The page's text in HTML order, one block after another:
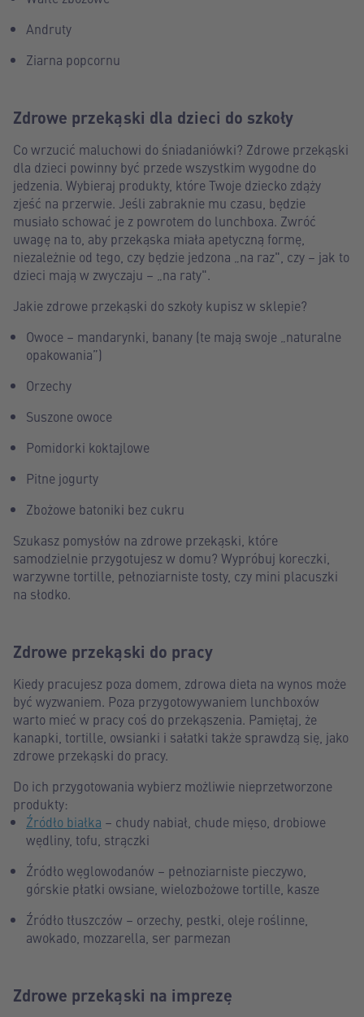
Andruty
Ziarna popcornu
Zdrowe przekąski dla dzieci do szkoły
Co wrzucić maluchowi do śniadaniówki? Zdrowe przekąski
dla dzieci powinny być przede wszystkim wygodne do
jedzenia. Wybieraj produkty, które Twoje dziecko zdąży
zjeść na przerwie. Jeśli zabraknie mu czasu, będzie
musiało schować je z powrotem do lunchboxa. Zwróć
uwagę na to, aby przekąska miała apetyczną formę,
niezależnie od tego, czy będzie jedzona „na raz", czy – jak to
dzieci mają w zwyczaju – „na raty".
Jakie zdrowe przekąski do szkoły kupisz w sklepie?
Owoce – mandarynki, banany (te mają swoje „naturalne
opakowania”)
Orzechy
Suszone owoce
Pomidorki koktajlowe
Pitne jogurty
Zbożowe batoniki bez cukru
Szukasz pomysłów na zdrowe przekąski, które
samodzielnie przygotujesz w domu? Wypróbuj koreczki,
warzywne tortille, pełnoziarniste tosty, czy mini placuszki
na słodko.
Zdrowe przekąski do pracy
Kiedy pracujesz poza domem, zdrowa dieta na wynos może
być wyzwaniem. Poza przygotowywaniem lunchboxów
warto mieć w pracy coś do przekąszenia. Pamiętaj, że
kanapki, tortille, owsianki i sałatki także sprawdzą się, jako
zdrowe przekąski do pracy.
Do ich przygotowania wybierz możliwie nieprzetworzone
produkty:
Źródło białka – chudy nabiał, chude mięso, drobiowe
wędliny, tofu, strączki
Źródło węglowodanów – pełnoziarniste pieczywo,
górskie płatki owsiane, wielozbożowe tortille, kasze
Źródło tłuszczów – orzechy, pestki, oleje roślinne,
awokado, mozzarella, ser parmezan
Zdrowe przekąski na imprezę